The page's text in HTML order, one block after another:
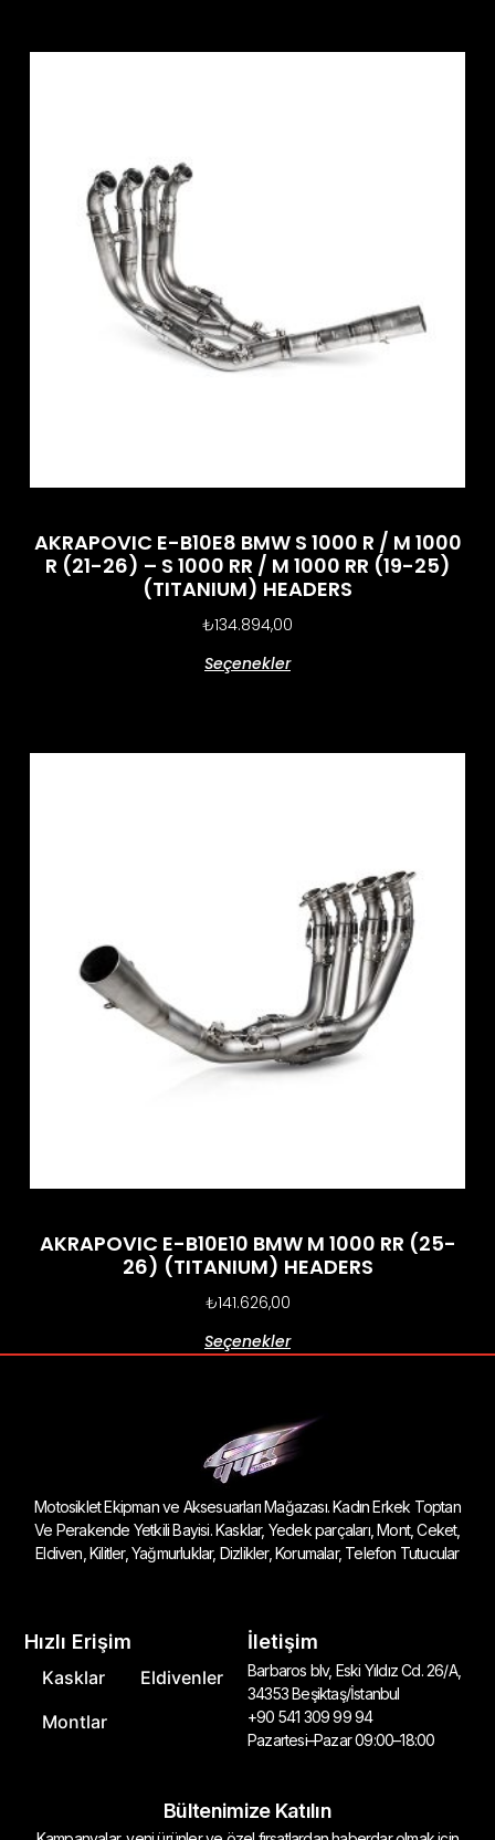
AKRAPOVIC E-B10E8 BMW S 1000 R / M 1000
R (21-26) – S 1000 RR / M 1000 RR (19-25)
(TITANIUM) HEADERS
₺134.894,00
Seçenekler
AKRAPOVIC E-B10E10 BMW M 1000 RR (25-
26) (TITANIUM) HEADERS
₺141.626,00
Seçenekler
Motosiklet Ekipman ve Aksesuarları Mağazası. Kadın Erkek Toptan
Ve Perakende Yetkili Bayisi. Kasklar, Yedek parçaları, Mont, Ceket,
Eldiven, Kilitler, Yağmurluklar, Dizlikler, Korumalar, Telefon Tutucular
Hızlı Erişim
Kasklar
Eldivenler
Montlar
İletişim
Barbaros blv, Eski Yıldız Cd. 26/A,
34353 Beşiktaş/İstanbul
+90 541 309 99 94
Pazartesi–Pazar 09:00–18:00
Bültenimize Katılın